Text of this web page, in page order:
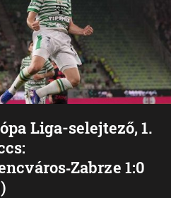
Liga-selejtező, 1.
1:0